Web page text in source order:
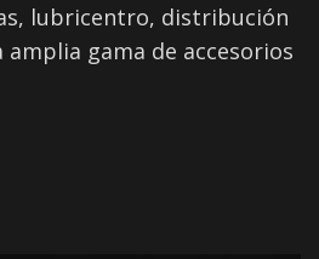
lubricentro, distribución
gama de accesorios